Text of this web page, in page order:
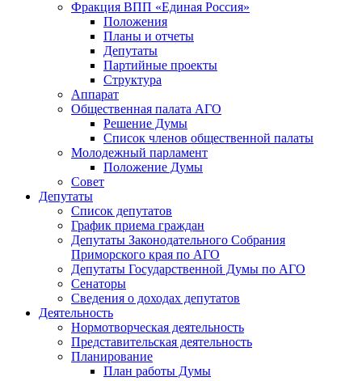
Фракция ВПП «Единая Россия»
Положения
Планы и отчеты
Депутаты
Партийные проекты
Структура
Аппарат
Общественная палата АГО
Решение Думы
Список членов общественной палаты
Молодежный парламент
Положение Думы
Совет
Депутаты
Список депутатов
График приема граждан
Депутаты Законодательного Собрания
Приморского края по АГО
Депутаты Государственной Думы по АГО
Сенаторы
Сведения о доходах депутатов
Деятельность
Нормотворческая деятельность
Представительская деятельность
Планирование
План работы Думы